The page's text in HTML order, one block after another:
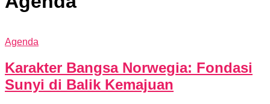
Agenda
Karakter Bangsa Norwegia: Fondasi
Sunyi di Balik Kemajuan